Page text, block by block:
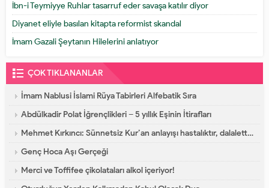
İbn-i Teymiyye Ruhlar tasarruf eder savaşa katılır diyor
Diyanet eliyle basılan kitapta reformist skandal
İmam Gazali Şeytanın Hilelerini anlatıyor
ÇOK TIKLANANLAR
İmam Nablusi İslami Rüya Tabirleri Alfebatik Sıra
Abdülkadir Polat İğrençlikleri – 5 yıllık Eşinin İtirafları
Mehmet Kırkıncı: Sünnetsiz Kur’an anlayışı hastalıktır, dalalettir!
Genç Hoca Aşı Gerçeği
Merci ve Toffifee çikolataları alkol içeriyor!